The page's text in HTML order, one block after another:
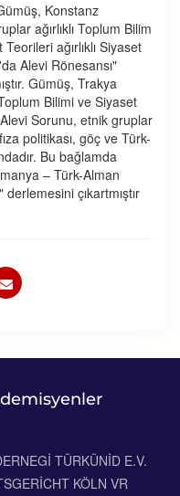
Konstanz
ağırlıklı Toplum Bilim
ağırlıklı Siyaset
Alevi Rönesansı"
Gümüş, Trakya
Bilimi ve Siyaset
Sorunu, etnik gruplar
politikası, göç ve Türk-
Bu bağlamda
– Türk-Alman
çıkartmıştır
TÜRKÜNID E.V.
KÖLN VR